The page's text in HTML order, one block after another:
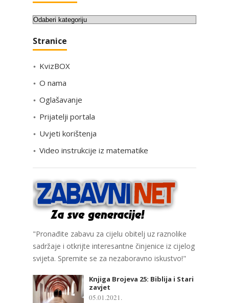
K
t
g
o
i
j
Stranice
KvizBOX
O nama
Oglašavanje
Prijatelji portala
Uvjeti korištenja
Video instrukcije iz matematike
"Pronađite zabavu za cijelu obitelj uz raznolike
sadržaje i otkrijte interesantne činjenice iz cijelog
svijeta. Spremite se za nezaboravno iskustvo!"
Knjiga Brojeva 25: Biblija i Stari
zavjet
05.01.2021.